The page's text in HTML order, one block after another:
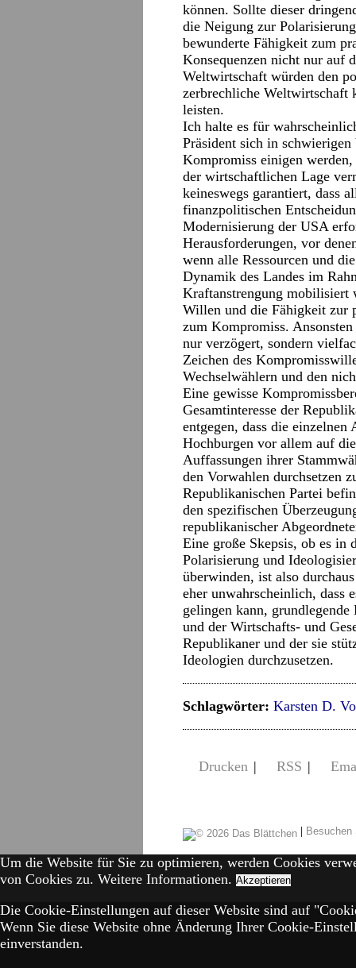
können. Sollte dieser
die Neigung zur
bewunderte Fähigkeit zum
Konsequenzen nicht nur auf
Weltwirtschaft würden den
zerbrechliche Weltwirtschaft
leisten.
Ich halte es für
Präsident sich in
Kompromiss einigen
der wirtschaftlichen Lage
keineswegs garantiert, dass
finanzpolitischen
Modernisierung der USA
Herausforderungen, vor
wenn alle Ressourcen und
Dynamik des Landes im
Kraftanstrengung mobilisiert
Willen und die Fähigkeit zur
zum Kompromiss.
nur verzögert, sondern
Zeichen des
Wechselwählern und den
Eine gewisse
Gesamtinteresse der
entgegen, dass die einzelnen
Hochburgen vor allem auf
Auffassungen ihrer
den Vorwahlen durchsetzen
Republikanischen Partei
den spezifischen
republikanischer
Eine große Skepsis, ob es in
Polarisierung und
überwinden, ist also
eher unwahrscheinlich, dass
gelingen kann,
und der Wirtschafts- und
Republikaner und der sie
Ideologien durchzusetzen.
Schlagwörter: Karsten D.
Drucken | RSS |
|
Um die Website für Sie zu optimieren, werden Cookies
von Cookies zu. Weitere Informationen. Akzeptieren
Die Cookie-Einstellungen auf dieser Website sind auf
Wenn Sie diese Website ohne Änderung Ihrer Cookie-
einverstanden.